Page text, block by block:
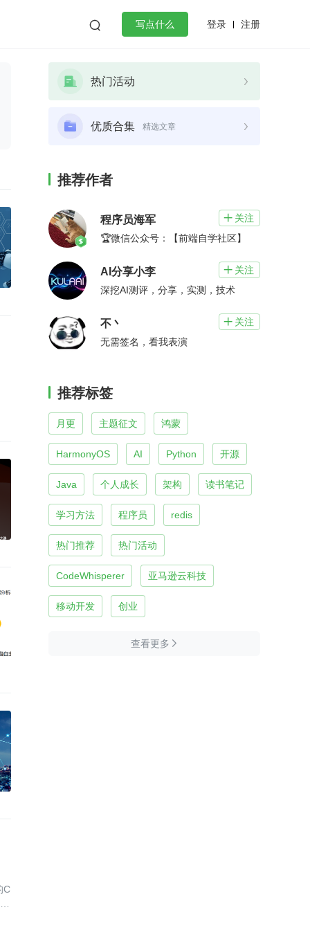
 写点什么 登录 注册
C
热门活动
优质合集 精选文章
推荐作者
程序员海军  关注
🏆微信公众号：【前端自学社区】
AI分享小李  关注
深挖AI测评，分享，实测，技术
不丶  关注
无需签名，看我表演
推荐标签
月更 主题征文 鸿蒙
HarmonyOS AI Python 开源
Java 个人成长 架构 读书笔记
学习方法 程序员 redis
热门推荐 热门活动
CodeWhisperer 亚马逊云科技
移动开发 创业
查看更多 